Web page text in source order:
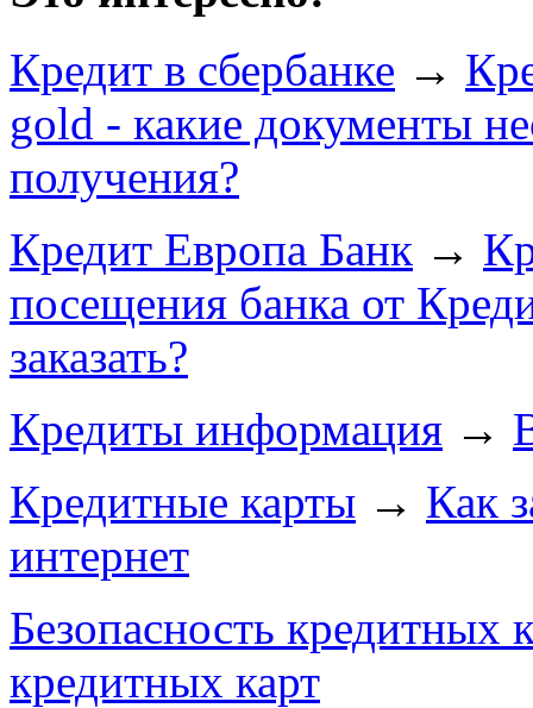
Кредит в сбербанке →
gold - какие документы
получения?
Кредит Европа Банк →
посещения банка от
заказать?
Кредиты информация →
Кредитные карты → Как
интернет
Безопасность кредитных
кредитных карт